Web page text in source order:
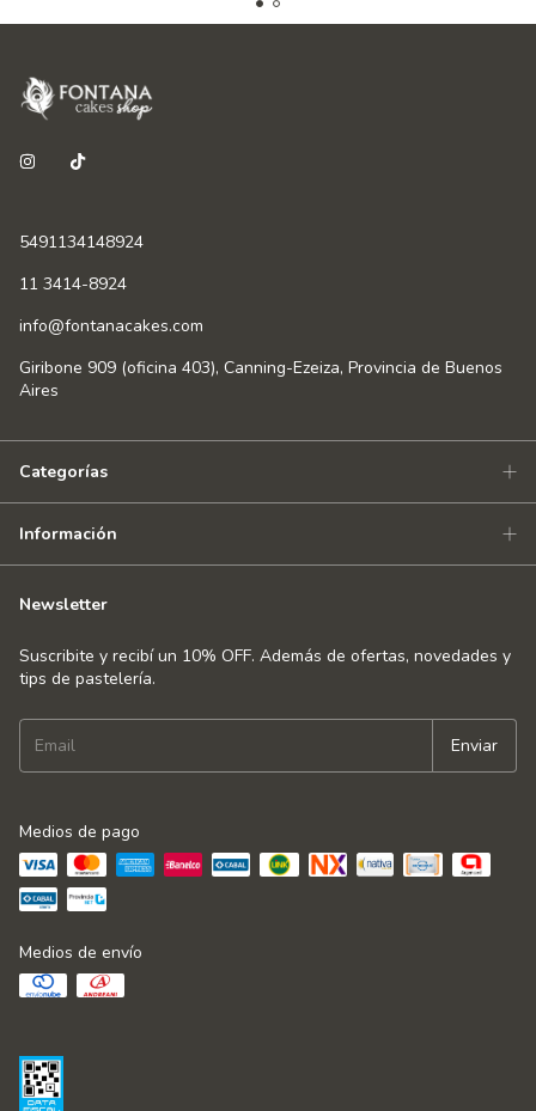
5491134148924
11 3414-8924
info@fontanacakes.com
Giribone 909 (oficina 403), Canning-Ezeiza, Provincia de Buenos
Aires
Categorías
Información
Newsletter
Suscribite y recibí un 10% OFF. Además de ofertas, novedades y
tips de pastelería.
Medios de pago
Medios de envío